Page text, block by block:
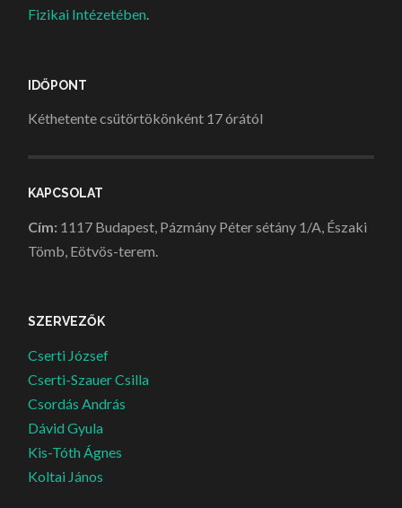
Fizikai Intézetében.
IDŐPONT
Kéthetente csütörtökönként 17 órától
KAPCSOLAT
Cím: 1117 Budapest, Pázmány Péter sétány 1/A, Északi
Tömb, Eötvös-terem.
SZERVEZŐK
Cserti József
Cserti-Szauer Csilla
Csordás András
Dávid Gyula
Kis-Tóth Ágnes
Koltai János